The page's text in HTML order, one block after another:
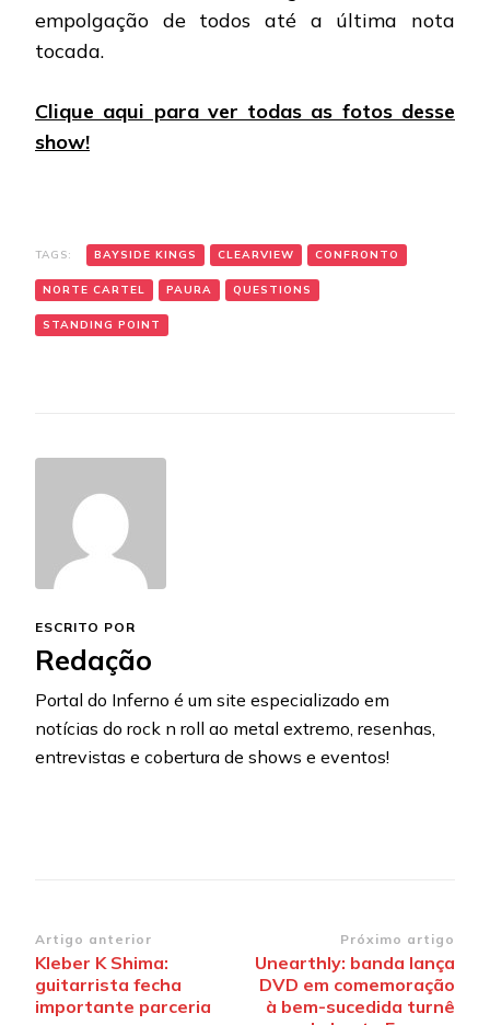
empolgação de todos até a última nota
tocada.
Clique aqui para ver todas as fotos desse
show!
TAGS: BAYSIDE KINGS CLEARVIEW CONFRONTO
NORTE CARTEL PAURA QUESTIONS
STANDING POINT
ESCRITO POR
Redação
Portal do Inferno é um site especializado em
notícias do rock n roll ao metal extremo, resenhas,
entrevistas e cobertura de shows e eventos!
Navegação
de
post
Artigo anterior
Kleber K Shima:
guitarrista fecha
importante parceria
Próximo artigo
Unearthly: banda lança
DVD em comemoração
à bem-sucedida turnê